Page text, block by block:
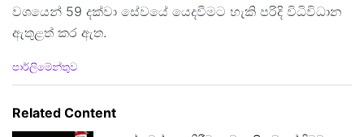
වශයෙන් 59 දක්වා සේවයේ යෙදවීමට හැකි පරිදි විධිවිධාන
ඇතුළත් කර ඇත.
C
e
පාර්ලිමේන්තුව
Related Content